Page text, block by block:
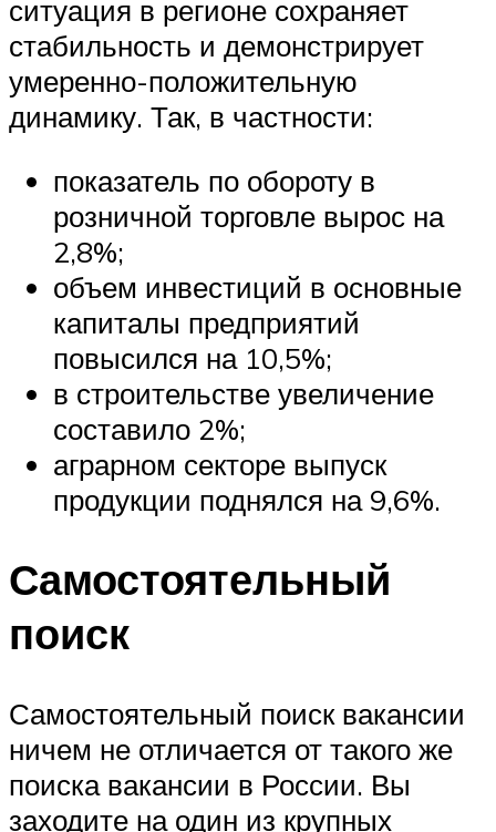
ситуация в регионе сохраняет
стабильность и демонстрирует
умеренно-положительную
динамику. Так, в частности:
показатель по обороту в
розничной торговле вырос на
2,8%;
объем инвестиций в основные
капиталы предприятий
повысился на 10,5%;
в строительстве увеличение
составило 2%;
аграрном секторе выпуск
продукции поднялся на 9,6%.
Самостоятельный
поиск
Самостоятельный поиск вакансии
ничем не отличается от такого же
поиска вакансии в России. Вы
заходите на один из крупных